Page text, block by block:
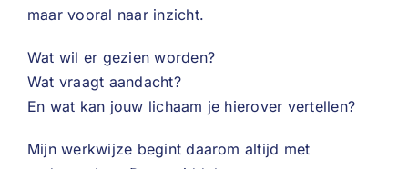
maar vooral naar inzicht.
Wat wil er gezien worden?
Wat vraagt aandacht?
En wat kan jouw lichaam je hierover vertellen?
Mijn werkwijze begint daarom altijd met